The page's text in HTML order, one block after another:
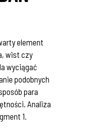
element
wist czy
wyciągać
podobnych
para
Analiza
1.